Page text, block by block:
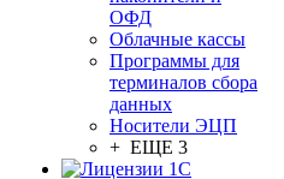
ОФД
Облачные кассы
Программы для
терминалов сбора
данных
Носители ЭЦП
+ ЕЩЕ 3